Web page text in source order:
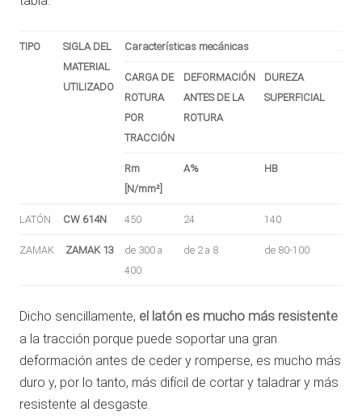
TIPO
SIGLA DEL
MATERIAL
UTILIZADO
Características mecánicas
CARGA DE
ROTURA
POR
TRACCIÓN
DEFORMACIÓN
ANTES DE LA
ROTURA
DUREZA
SUPERFICIAL
Rm
[N/mm²]
A% HB
LATÓN CW 614N 450 24 140
ZAMAK ZAMAK 13
de 300 a
400
de 2 a 8 de 80-100
Dicho sencillamente, el latón es mucho más resistente
a la tracción porque puede soportar una gran
deformación antes de ceder y romperse, es mucho más
duro y, por lo tanto, más difícil de cortar y taladrar y más
resistente al desgaste.